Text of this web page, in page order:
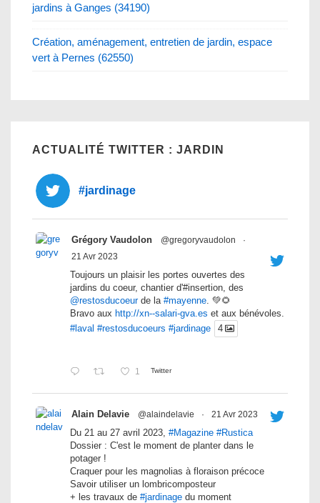
jardins à Ganges (34190)
Création, aménagement, entretien de jardin, espace
vert à Pernes (62550)
ACTUALITÉ TWITTER : JARDIN
#jardinage
Grégory Vaudolon @gregoryvaudolon
·
21 Avr 2023
Toujours un plaisir les portes ouvertes des
jardins du coeur, chantier d'#insertion, des
@restosducoeurde la #mayenne. 💚🌻
Bravo aux http://xn--salari-gva.es et aux bénévoles.
#laval #restosducoeurs #jardinage 4
1 Twitter
Alain Delavie @alaindelavie · 21 Avr 2023
Du 21 au 27 avril 2023, #Magazine #Rustica
Dossier : C'est le moment de planter dans le
potager !
Craquer pour les magnolias à floraison précoce
Savoir utiliser un lombricomposteur
+ les travaux de #jardinage du moment